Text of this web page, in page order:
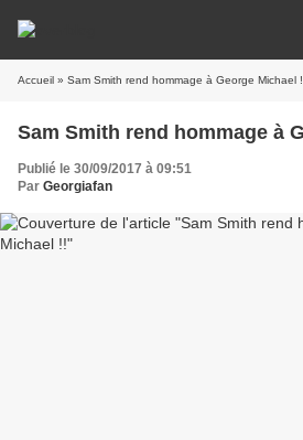
Accueil » Sam Smith rend hommage à George Michael
Sam Smith rend hommage à
Publié le 30/09/2017 à 09:51
Par Georgiafan